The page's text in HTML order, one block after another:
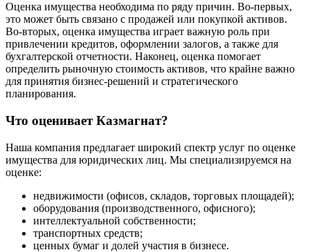
Оценка имущества необходима по ряду причин. Во-первых,
это может быть связано с продажей или покупкой активов.
Во-вторых, оценка имущества играет важную роль при
привлечении кредитов, оформлении залогов, а также для
бухгалтерской отчетности. Наконец, оценка помогает
определить рыночную стоимость активов, что крайне важно
для принятия бизнес-решений и стратегического
планирования.
Что оценивает Казмагнат?
Наша компания предлагает широкий спектр услуг по оценке
имущества для юридических лиц. Мы специализируемся на
оценке:
недвижимости (офисов, складов, торговых площадей);
оборудования (производственного, офисного);
интеллектуальной собственности;
транспортных средств;
ценных бумаг и долей участия в бизнесе.